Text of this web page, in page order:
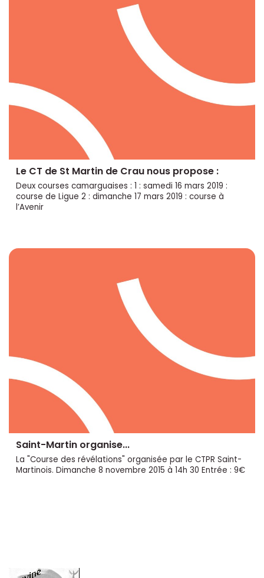
Le CT de St Martin de Crau nous propose :
Deux courses camarguaises : 1 : samedi 16 mars 2019 :
course de Ligue 2 : dimanche 17 mars 2019 : course à
l’Avenir
Saint-Martin organise...
La "Course des révélations" organisée par le CTPR Saint-
Martinois. Dimanche 8 novembre 2015 à 14h 30 Entrée : 9€